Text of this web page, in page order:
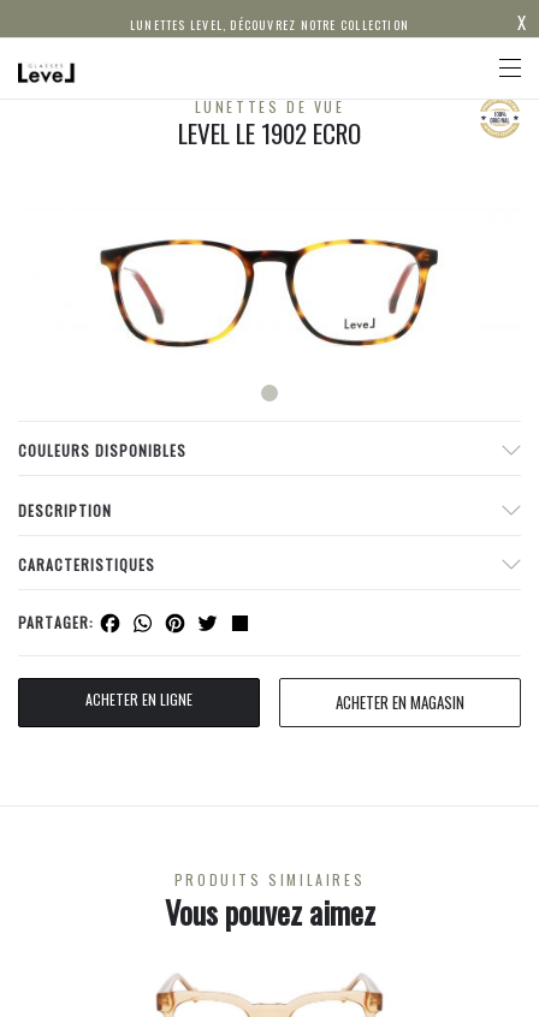
LUNETTES LEVEL, DÉCOUVREZ NOTRE COLLECTION X
LUNETTES DE VUE
LEVEL LE 1902 ECRO
COULEURS DISPONIBLES
DESCRIPTION
CARACTERISTIQUES
PARTAGER: Facebook
WhatsApp
Pinterest
Twitter
ACHETER EN LIGNE ACHETER EN MAGASIN
PRODUITS SIMILAIRES
Vous pouvez aimez